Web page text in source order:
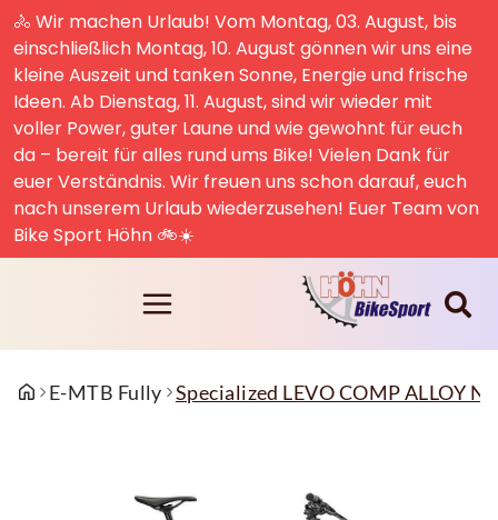
🚴 Wir machen Urlaub! Vom Montag, 03. August, bis
einschließlich Montag, 10. August gönnen wir uns eine
kleine Auszeit und tanken Sonne, Energie und frische
Ideen. Ab Dienstag, 11. August, sind wir wieder mit
voller Power, guter Laune und wie gewohnt für euch
da – bereit für alles rund ums Bike! Vielen Dank für
euer Verständnis. Wir freuen uns schon darauf, euch
nach unserem Urlaub wiederzusehen! Euer Team von
Bike Sport Höhn 🚲☀️
E-MTB Fully Specialized LEVO COMP ALLOY